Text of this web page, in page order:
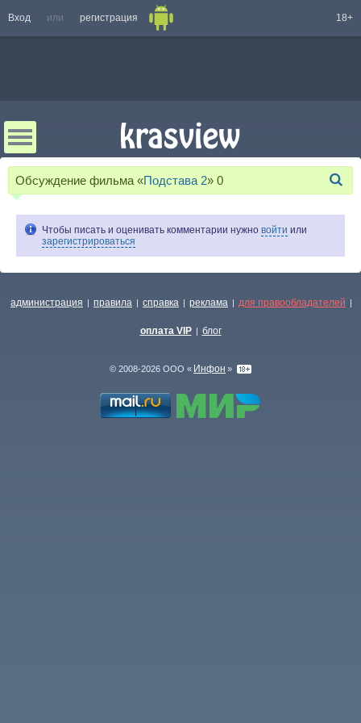
Вход или регистрация 18+
Обсуждение фильма «Подстава 2» 0
Чтобы писать и оценивать комментарии нужно войти или
зарегистрироваться
администрация | правила | справка | реклама | для правообладателей |
оплата VIP | блог
© 2008-2026 ООО « Инфон »